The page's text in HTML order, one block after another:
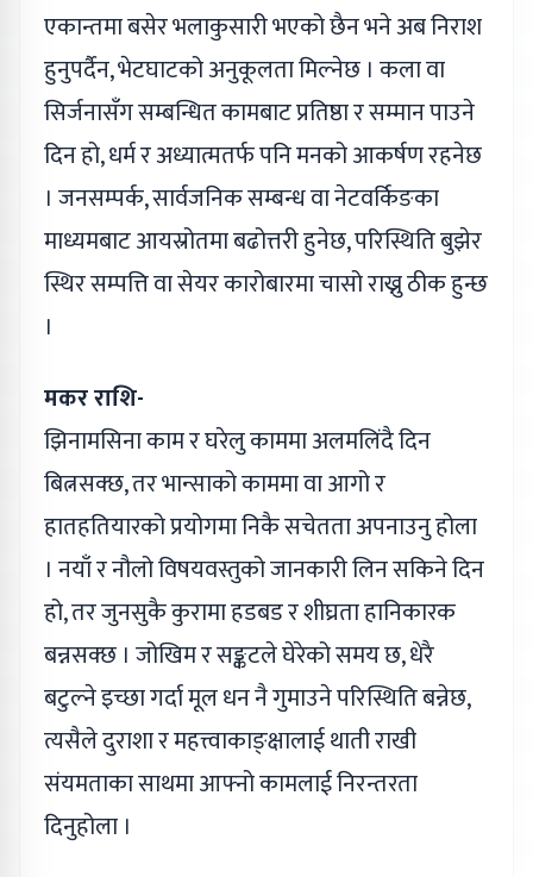
एकान्तमा बसेर भलाकुसारी भएको छैन भने अब निराश
हुनुपर्दैन, भेटघाटको अनुकूलता मिल्नेछ । कला वा
सिर्जनासँग सम्बन्धित कामबाट प्रतिष्ठा र सम्मान पाउने
दिन हो, धर्म र अध्यात्मतर्फ पनि मनको आकर्षण रहनेछ
। जनसम्पर्क, सार्वजनिक सम्बन्ध वा नेटवर्किङका
माध्यमबाट आयस्रोतमा बढोत्तरी हुनेछ, परिस्थिति बुझेर
स्थिर सम्पत्ति वा सेयर कारोबारमा चासो राख्नु ठीक हुन्छ
।
मकर राशि-
झिनामसिना काम र घरेलु काममा अलमलिंदै दिन
बित्नसक्छ, तर भान्साको काममा वा आगो र
हातहतियारको प्रयोगमा निकै सचेतता अपनाउनु होला
। नयाँ र नौलो विषयवस्तुको जानकारी लिन सकिने दिन
हो, तर जुनसुकै कुरामा हडबड र शीघ्रता हानिकारक
बन्नसक्छ । जोखिम र सङ्कटले घेरेको समय छ, धेरै
बटुल्ने इच्छा गर्दा मूल धन नै गुमाउने परिस्थिति बन्नेछ,
त्यसैले दुराशा र महत्त्वाकाङ्क्षालाई थाती राखी
संयमताका साथमा आफ्नो कामलाई निरन्तरता
दिनुहोला ।